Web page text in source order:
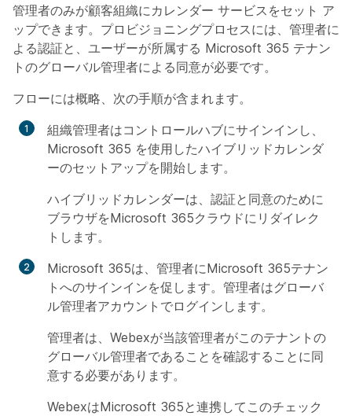
管理者のみが顧客組織にカレンダー サービスをセット ア
ップできます。プロビジョニングプロセスには、管理者に
よる認証と、ユーザーが所属する Microsoft 365 テナン
トのグローバル管理者による同意が必要です。
フローには概略、次の手順が含まれます。
組織管理者はコントロールハブにサインインし、
Microsoft 365 を使用したハイブリッドカレンダ
ーのセットアップを開始します。
ハイブリッドカレンダーは、認証と同意のために
ブラウザをMicrosoft 365クラウドにリダイレク
トします。
Microsoft 365は、管理者にMicrosoft 365テナン
トへのサインインを促します。管理者はグローバ
ル管理者アカウントでログインします。
管理者は、Webexが当該管理者がこのテナントの
グローバル管理者であることを確認することに同
意する必要があります。
WebexはMicrosoft 365と連携してこのチェック